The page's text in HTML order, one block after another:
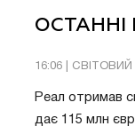
16:06 |
Реал отримав
дає 115 млн